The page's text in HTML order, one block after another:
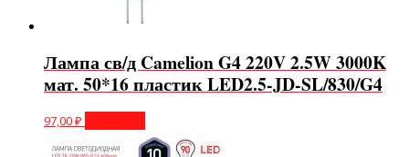
Лампа св/д Camelion G4 220V 2.5W 3000K
мат. 50*16 пластик LED2.5-JD-SL/830/G4
97,00₽